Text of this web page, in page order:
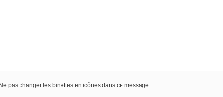
Ne pas changer les binettes en icônes dans ce message.